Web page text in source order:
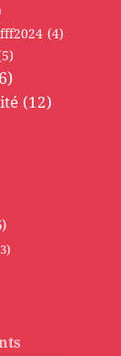
(4)
(12)